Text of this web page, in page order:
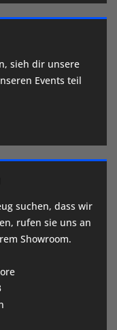
sieh dir unsere
Events teil
suchen, dass wir
rufen sie uns an
Showroom.